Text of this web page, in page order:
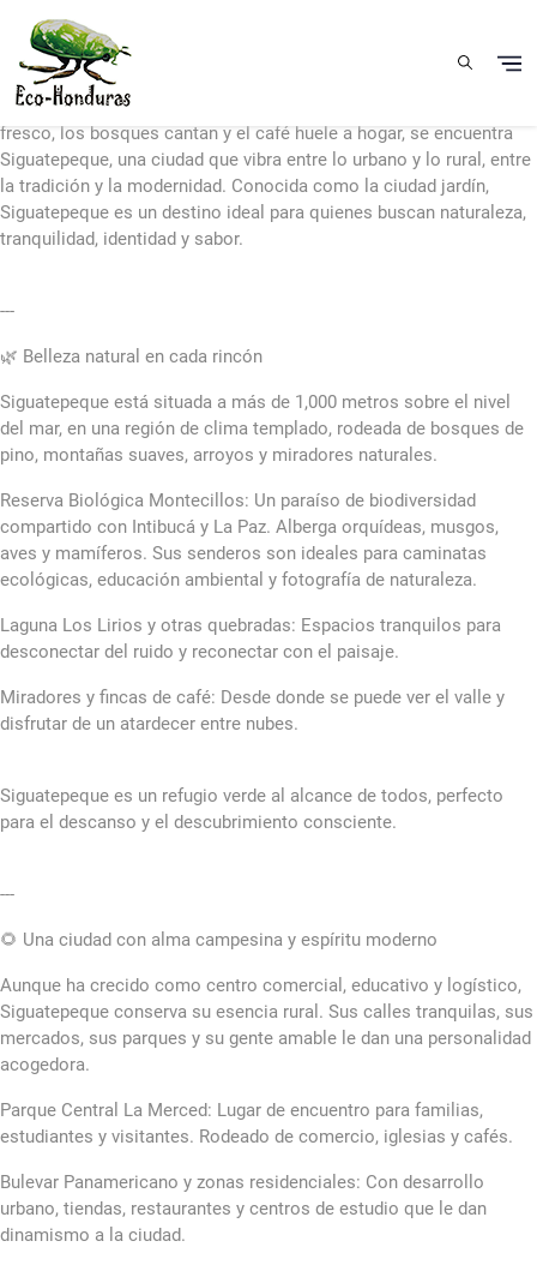
Siguatepeque: Corazón verde entre dos mundos
Entre las montañas del centro de Honduras, donde el aire es
fresco, los bosques cantan y el café huele a hogar, se encuentra
Siguatepeque, una ciudad que vibra entre lo urbano y lo rural, entre
la tradición y la modernidad. Conocida como la ciudad jardín,
Siguatepeque es un destino ideal para quienes buscan naturaleza,
tranquilidad, identidad y sabor.
---
🌿 Belleza natural en cada rincón
Siguatepeque está situada a más de 1,000 metros sobre el nivel
del mar, en una región de clima templado, rodeada de bosques de
pino, montañas suaves, arroyos y miradores naturales.
Reserva Biológica Montecillos: Un paraíso de biodiversidad
compartido con Intibucá y La Paz. Alberga orquídeas, musgos,
aves y mamíferos. Sus senderos son ideales para caminatas
ecológicas, educación ambiental y fotografía de naturaleza.
Laguna Los Lirios y otras quebradas: Espacios tranquilos para
desconectar del ruido y reconectar con el paisaje.
Miradores y fincas de café: Desde donde se puede ver el valle y
disfrutar de un atardecer entre nubes.
Siguatepeque es un refugio verde al alcance de todos, perfecto
para el descanso y el descubrimiento consciente.
---
🌻 Una ciudad con alma campesina y espíritu moderno
Aunque ha crecido como centro comercial, educativo y logístico,
Siguatepeque conserva su esencia rural. Sus calles tranquilas, sus
mercados, sus parques y su gente amable le dan una personalidad
acogedora.
Parque Central La Merced: Lugar de encuentro para familias,
estudiantes y visitantes. Rodeado de comercio, iglesias y cafés.
Bulevar Panamericano y zonas residenciales: Con desarrollo
urbano, tiendas, restaurantes y centros de estudio que le dan
dinamismo a la ciudad.